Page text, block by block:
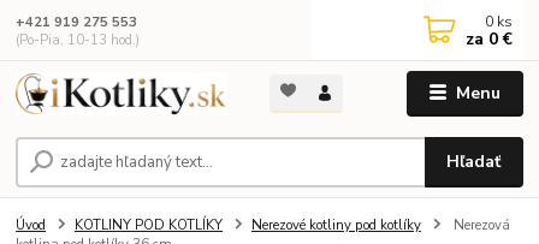
Menu
Hľadať
+421 919 275 553
(Po-Pia, 10-13 hod.)
0 ks
za 0 €
Úvod KOTLINY POD KOTLÍKY Nerezové kotliny pod kotlíky
Nerezová